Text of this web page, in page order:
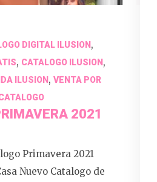
DIGITAL ILUSION,
, CATALOGO ILUSION ,
ILUSION, VENTA POR
2021
Primavera 2021
Nuevo Catalogo de